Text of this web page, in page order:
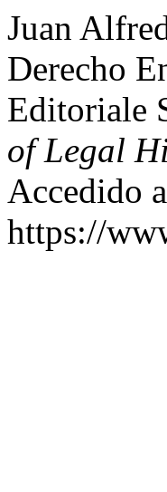
Juan
Derecho
Editoriale
of Legal
Accedido
https://